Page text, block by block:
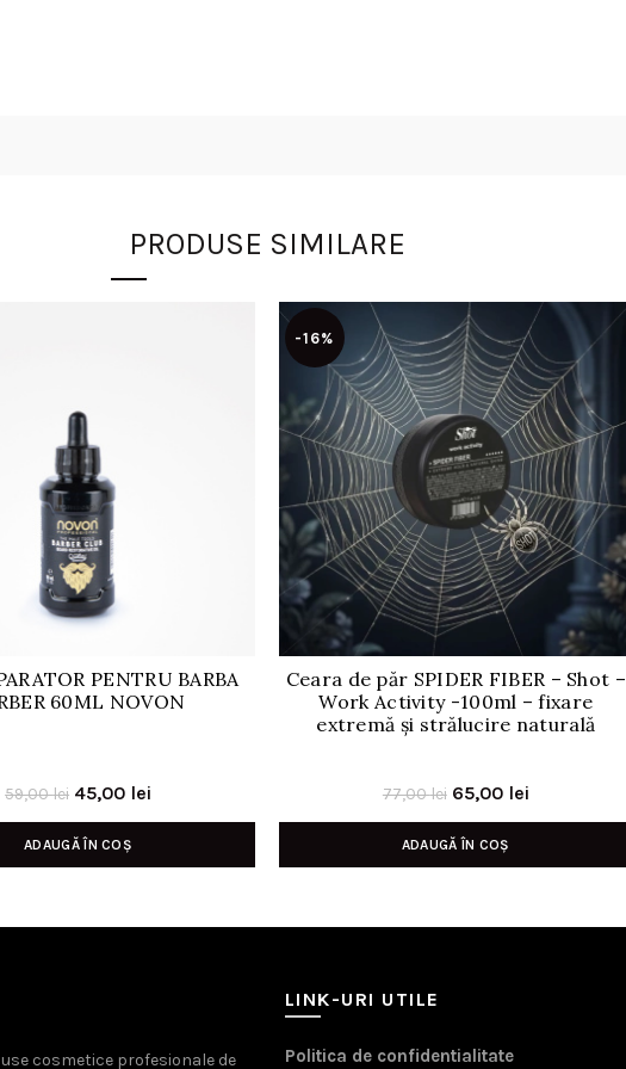
PRODUSE SIMILARE
PENTRU BARBA
60ML NOVON
59,00lei Prețul
inițial
a
45,00 lei
curent
ADAUGĂ ÎN COȘ
-16%
Ceara de păr SPIDER FIBER – Shot –
Work Activity -100ml – fixare
extremă și strălucire naturală
77,00lei Prețul
inițial
a
65,00 leiPrețul
curent
ADAUGĂ ÎN COȘ
cosmetice profesionale de
LINK-URI UTILE
Politica de confidentialitate